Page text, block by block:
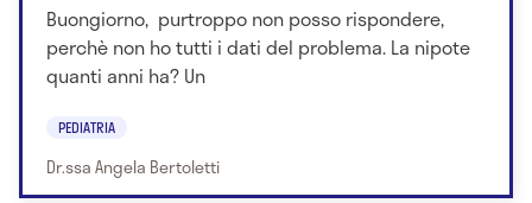
Buongiorno, purtroppo non posso rispondere,
perchè non ho tutti i dati del problema. La nipote
quanti anni ha? Un
PEDIATRIA
Dr.ssa Angela Bertoletti